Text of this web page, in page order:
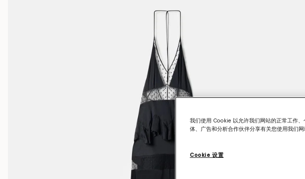
我们使用 Cookie 以允许我们网站的正常工作
体、广告和分析合作伙伴分享有关您使用我们网
Cookie 设置